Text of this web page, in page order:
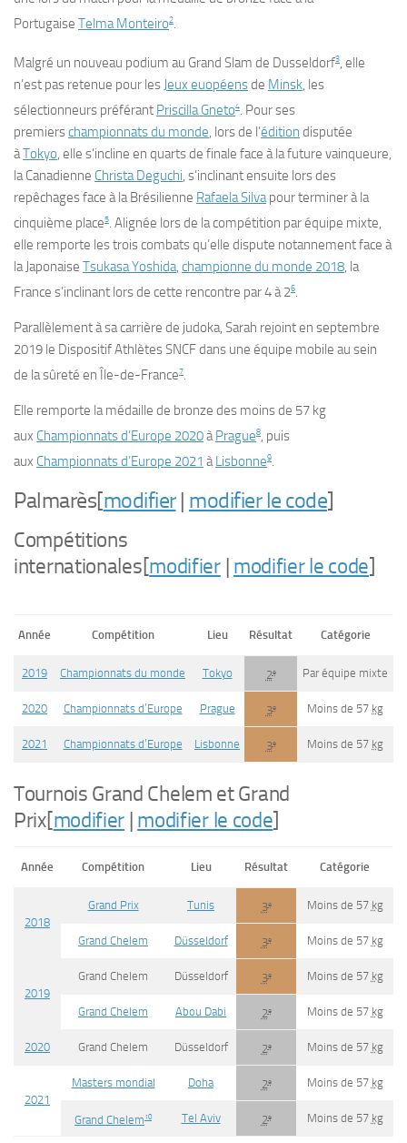
Portugaise Telma Monteiro2.
Malgré un nouveau podium au Grand Slam de Dusseldorf3, elle
n’est pas retenue pour les Jeux euopéensde Minsk, les
sélectionneurs préférant Priscilla Gneto4. Pour ses
premierschampionnats du monde, lors de l’édition disputée
àTokyo, elle s’incline en quarts de finale face à la future vainqueure,
la Canadienne Christa Deguchi, s’inclinant ensuite lors des
repêchages face à la Brésilienne Rafaela Silvapour terminer à la
cinquième place5. Alignée lors de la compétition par équipe mixte,
elle remporte les trois combats qu’elle dispute notannement face à
la Japonaise Tsukasa Yoshida, championne du monde 2018, la
France s’inclinant lors de cette rencontre par4 à 26.
Parallèlement à sa carrière de judoka, Sarah rejoint en septembre
2019 le Dispositif Athlètes SNCF dans une équipe mobile au sein
de la sûreté en Île-de-France7.
Elle remporte la médaille de bronze des moins de 57 kg
aux Championnats d’Europe 2020àPrague8, puis
aux Championnats d’Europe 2021 àLisbonne9.
Palmarès[modifier| modifier le code]
Compétitions
internationales[modifier| modifier le code]
Année Compétition Lieu Résultat Catégorie
2019 Championnats du monde Tokyo 2e Par équipe mixte
2020 Championnats d’Europe Prague 3e Moins de 57 kg
2021 Championnats d’Europe Lisbonne 3e Moins de 57 kg
Tournois Grand Chelem et Grand
Prix[modifier | modifier le code]
Année Compétition Lieu Résultat Catégorie
2018
Grand Prix Tunis 3e Moins de 57 kg
Grand Chelem Düsseldorf 3e Moins de 57 kg
2019
Grand Chelem Düsseldorf 3e Moins de 57 kg
Grand Chelem Abou Dabi 2e Moins de 57 kg
2020 Grand Chelem Düsseldorf 2e Moins de 57 kg
2021
Masters mondial Doha 2e Moins de 57 kg
Grand Chelem 10 Tel Aviv 2e Moins de 57 kg